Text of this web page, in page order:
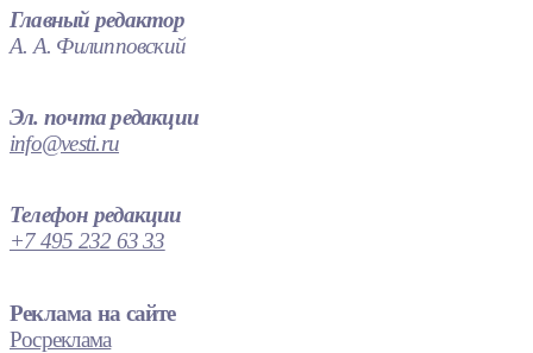
Главный редактор
А. А. Филипповский
Эл. почта редакции
info@vesti.ru
Телефон редакции
+7 495 232 63 33
Реклама на сайте
Росреклама